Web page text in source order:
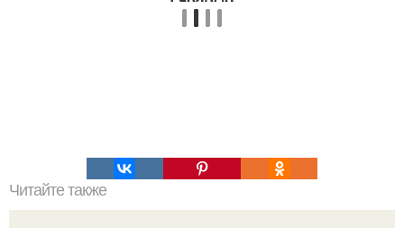
Читайте также